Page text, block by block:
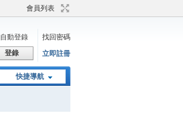
會員列表
自動登錄
找回密碼
登錄 立即註冊
快捷導航